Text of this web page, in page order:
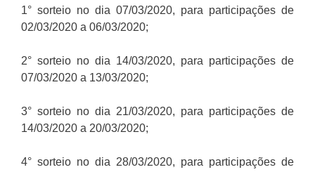
1° sorteio no dia 07/03/2020, para participações de
02/03/2020 a 06/03/2020;
2° sorteio no dia 14/03/2020, para participações de
07/03/2020 a 13/03/2020;
3° sorteio no dia 21/03/2020, para participações de
14/03/2020 a 20/03/2020;
4° sorteio no dia 28/03/2020, para participações de